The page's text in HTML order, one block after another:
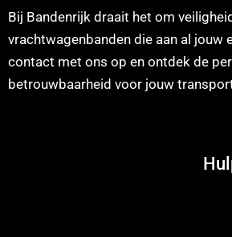
Bij Bandenrijk draait het om
vrachtwagenbanden die aan al jouw
contact met ons op en ontdek de
betrouwbaarheid voor jouw